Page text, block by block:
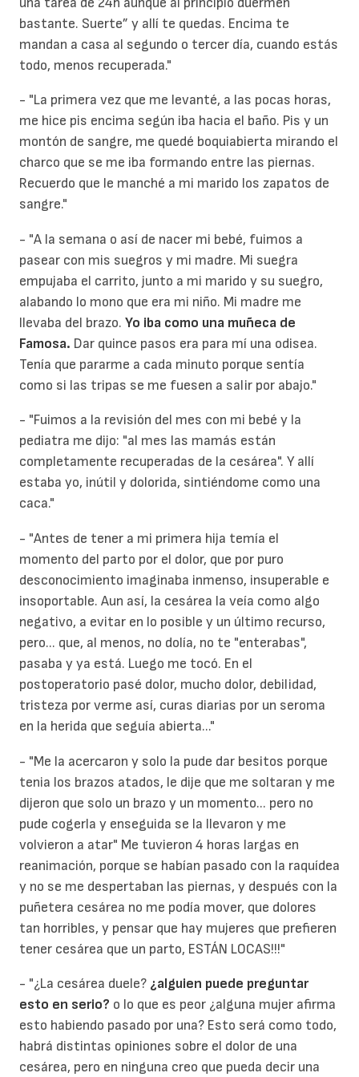
bastante. Suerte” y allí te quedas. Encima te
mandan a casa al segundo o tercer día, cuando estás
todo, menos recuperada."
- "La primera vez que me levanté, a las pocas horas,
me hice pis encima según iba hacia el baño. Pis y un
montón de sangre, me quedé boquiabierta mirando el
charco que se me iba formando entre las piernas.
Recuerdo que le manché a mi marido los zapatos de
sangre."
- "A la semana o así de nacer mi bebé, fuimos a
pasear con mis suegros y mi madre. Mi suegra
empujaba el carrito, junto a mi marido y su suegro,
alabando lo mono que era mi niño. Mi madre me
llevaba del brazo. Yo iba como una muñeca de
Famosa. Dar quince pasos era para mí una odisea.
Tenía que pararme a cada minuto porque sentía
como si las tripas se me fuesen a salir por abajo."
- "Fuimos a la revisión del mes con mi bebé y la
pediatra me dijo: "al mes las mamás están
completamente recuperadas de la cesárea". Y allí
estaba yo, inútil y dolorida, sintiéndome como una
caca."
- "Antes de tener a mi primera hija temía el
momento del parto por el dolor, que por puro
desconocimiento imaginaba inmenso, insuperable e
insoportable. Aun así, la cesárea la veía como algo
negativo, a evitar en lo posible y un último recurso,
pero... que, al menos, no dolía, no te "enterabas",
pasaba y ya está. Luego me tocó. En el
postoperatorio pasé dolor, mucho dolor, debilidad,
tristeza por verme así, curas diarias por un seroma
en la herida que seguía abierta..."
- "Me la acercaron y solo la pude dar besitos porque
tenia los brazos atados, le dije que me soltaran y me
dijeron que solo un brazo y un momento... pero no
pude cogerla y enseguida se la llevaron y me
volvieron a atar" Me tuvieron 4 horas largas en
reanimación, porque se habían pasado con la raquídea
y no se me despertaban las piernas, y después con la
puñetera cesárea no me podía mover, que dolores
tan horribles, y pensar que hay mujeres que prefieren
tener cesárea que un parto, ESTÁN LOCAS!!!"
- "¿La cesárea duele? ¿alguien puede preguntar
esto en serio? o lo que es peor ¿alguna mujer afirma
esto habiendo pasado por una? Esto será como todo,
habrá distintas opiniones sobre el dolor de una
cesárea, pero en ninguna creo que pueda decir una